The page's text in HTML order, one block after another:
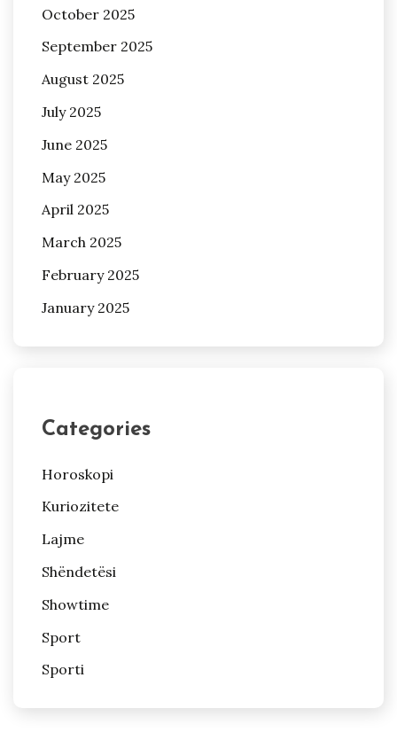
October 2025
September 2025
August 2025
July 2025
June 2025
May 2025
April 2025
March 2025
February 2025
January 2025
Categories
Horoskopi
Kuriozitete
Lajme
Shëndetësi
Showtime
Sport
Sporti